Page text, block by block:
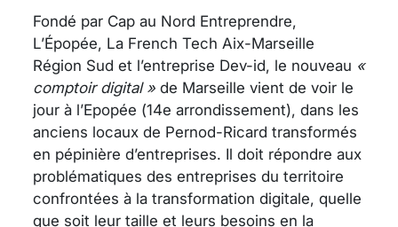
Fondé par Cap au Nord Entreprendre,
L’Épopée, La French Tech Aix-Marseille
Région Sud et l’entreprise Dev-id, le nouveau «
comptoir digital » de Marseille vient de voir le
jour à l’Epopée (14e arrondissement), dans les
anciens locaux de Pernod-Ricard transformés
en pépinière d’entreprises. Il doit répondre aux
problématiques des entreprises du territoire
confrontées à la transformation digitale, quelle
que soit leur taille et leurs besoins en la